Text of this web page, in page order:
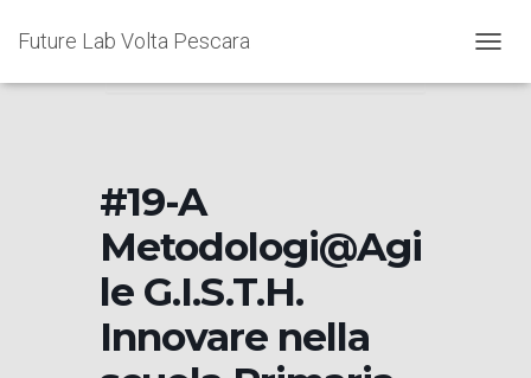
Future Lab Volta Pescara
A
Home Events
Metodologi@Agile G.I.S.T.H. Innovare nella
#19-A
Metodologi@Agi
le G.I.S.T.H.
Innovare nella